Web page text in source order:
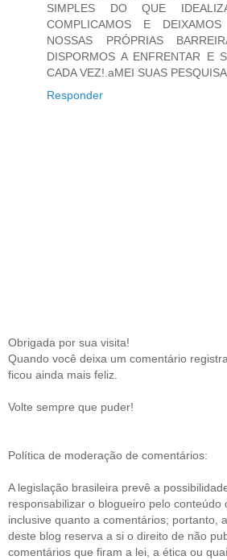
SIMPLES DO QUE
COMPLICAMOS E
NOSSAS PRÓPRIAS
DISPORMOS A ENFRENTAR E
CADA VEZ!.aMEI SUAS
Responder
Obrigada por sua visita!
Quando você deixa um comentário
ficou ainda mais feliz.
Volte sempre que puder!
Política de moderação de comentários:
A legislação brasileira prevê a
responsabilizar o blogueiro pelo conteúdo
inclusive quanto a comentários; portanto,
deste blog reserva a si o direito de não
comentários que firam a lei, a ética ou